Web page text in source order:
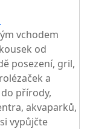
vchodem
od
posezení, gril,
a
přírody,
akvaparků,
vypůjčte